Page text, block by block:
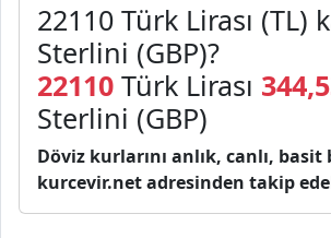
22110 Türk Lirası (TL)
Sterlini (GBP)?
22110 Türk Lirası
Sterlini (GBP)
Döviz kurlarını anlık, canlı,
kurcevir.net adresinden takip